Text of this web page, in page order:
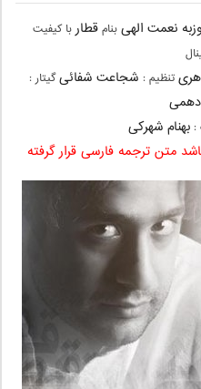
نعمت الهیبنامقطاربا کیفیت
تنظیم : شجاعت شفائیگیتار :
: بهنام شهرکی
متن ترجمه فارسی قرار گرفته